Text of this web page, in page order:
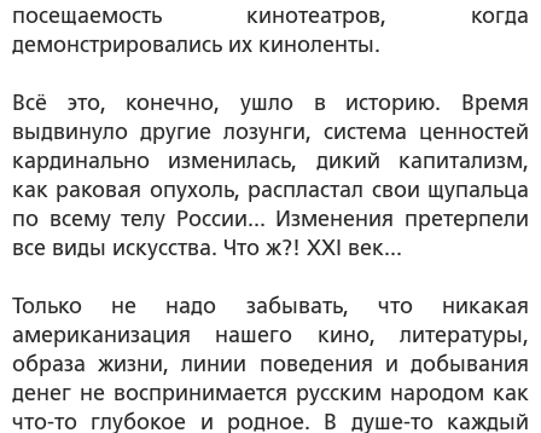
посещаемость кинотеатров, когда
демонстрировались их киноленты.
Всё это, конечно, ушло в историю. Время
выдвинуло другие лозунги, система ценностей
кардинально изменилась, дикий капитализм,
как раковая опухоль, распластал свои щупальца
по всему телу России... Изменения претерпели
все виды искусства. Что ж?! XXI век...
Только не надо забывать, что никакая
американизация нашего кино, литературы,
образа жизни, линии поведения и добывания
денег не воспринимается русским народом как
что-то глубокое и родное. В душе-то каждый